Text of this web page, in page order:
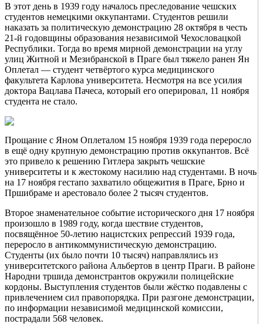
В этот день в 1939 году началось преследование чешских
студентов немецкими оккупантами. Студентов решили
наказать за политическую демонстрацию 28 октября в честь
21-й годовщины образования независимой Чехословацкой
Республики. Тогда во время мирной демонстрации на углу
улиц Житной и Мезибранской в Праге был тяжело ранен Ян
Оплетал — студент четвёртого курса медицинского
факультета Карлова университета. Несмотря на все усилия
доктора Вацлава Пачеса, который его оперировал, 11 ноября
студента не стало.
Прощание с Яном Оплеталом 15 ноября 1939 года переросло
в ещё одну крупную демонстрацию против оккупантов. Всё
это привело к решению Гитлера закрыть чешские
университеты и к жестокому насилию над студентами. В ночь
на 17 ноября гестапо захватило общежития в Праге, Брно и
Пршибраме и арестовало более 2 тысяч студентов.
Второе знаменательное событие исторического дня 17 ноября
произошло в 1989 году, когда шествие студентов,
посвящённое 50-летию нацистских репрессий 1939 года,
переросло в антикоммунистическую демонстрацию.
Студенты (их было почти 10 тысяч) направлялись из
университетского района Альбертов в центр Праги. В районе
Народни тршида демонстрантов окружили полицейские
кордоны. Выступления студентов были жёстко подавлены с
привлечением сил правопорядка. При разгоне демонстрации,
по информации независимой медицинской комиссии,
пострадали 568 человек.